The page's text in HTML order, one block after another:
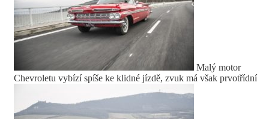
Malý motor
Chevroletu vybízí spíše ke klidné jízdě, zvuk má však prvotřídní